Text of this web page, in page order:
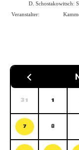
D. Schostakowitsch:
Veranstalter:
31 1
7 8